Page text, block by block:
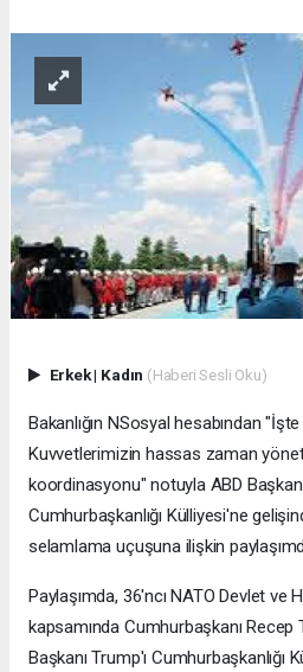
Erkek| Kadın (Haberi Sesli Oku)
Bakanlığın NSosyal hesabından "İşte
Kuvvetlerimizin hassas zaman
koordinasyonu" notuyla ABD
Cumhurbaşkanlığı Külliyesi'ne
selamlama uçuşuna ilişkin
Paylaşımda, 36'ncı NATO Devlet ve
kapsamında Cumhurbaşkanı Recep
Başkanı Trump'ı Cumhurbaşkanlığı